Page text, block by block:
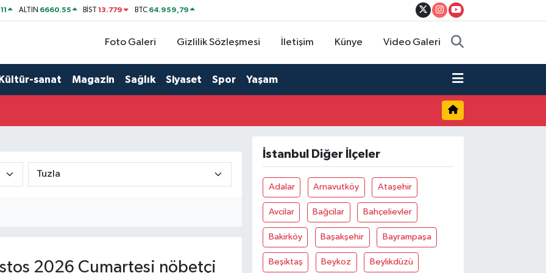
ALTIN 6660.55 BİST13.779 BTC 64.959,79
Foto Galeri Gizlilik Sözleşmesi İletişim Künye Video Galeri
Kültür-sanat Magazin Sağlık Siyaset Spor Yaşam
2026 Cumartesi nöbetçi
İstanbul Diğer İlçeler
Adalar Arnavutköy Ataşehir
Avcilar Bağcilar Bahçelievler
Bakirköy Başakşehir Bayrampaşa
Beşiktaş Beykoz Beylikdüzü